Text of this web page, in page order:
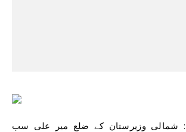
شمالی وزیرستان کے ضلع میر علی سب